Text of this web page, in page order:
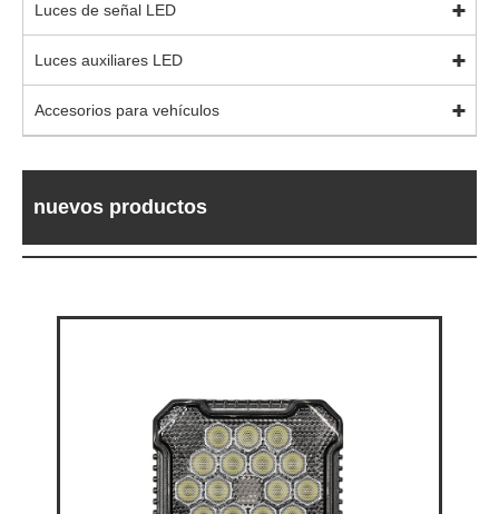
Luces de señal LED
Luces auxiliares LED
Accesorios para vehículos
nuevos productos